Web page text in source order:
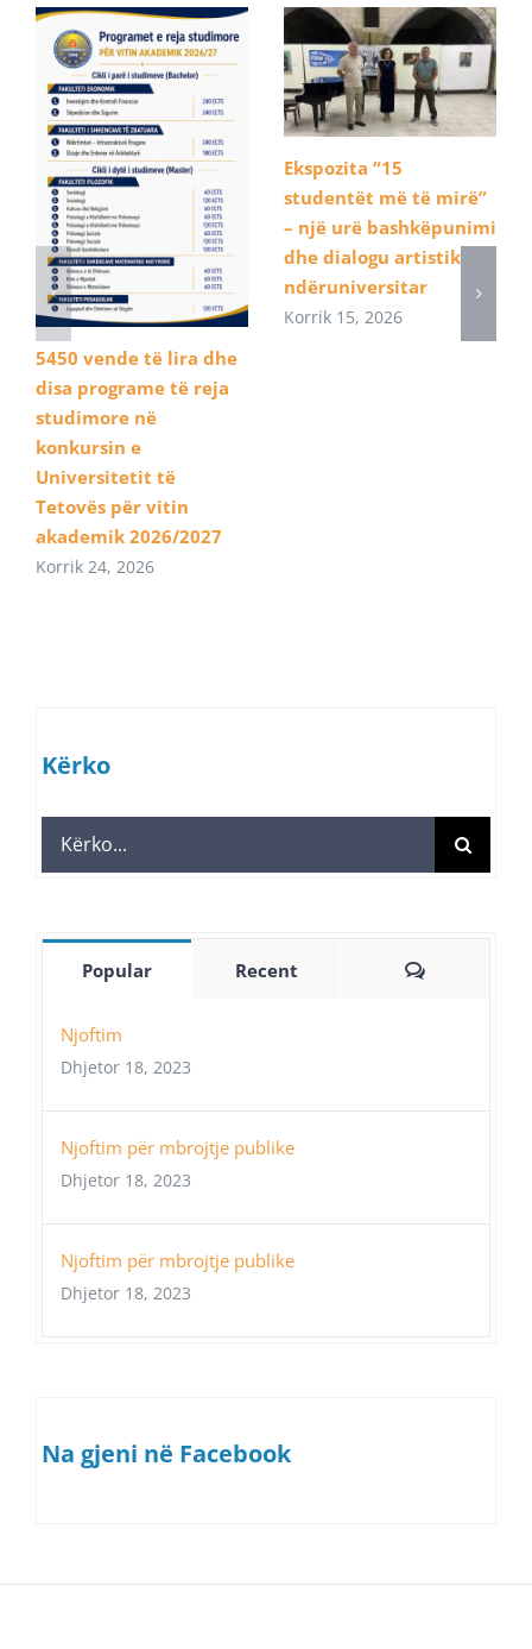
5450 vende të lira dhe
disa programe të reja
studimore në
konkursin e
Universitetit të
Tetovës për vitin
akademik 2026/2027
Korrik 24, 2026
Ekspozita “15
studentët më të mirë”
– një urë bashkëpunimi
dhe dialogu artistik
ndëruniversitar
Korrik 15, 2026
Kërko
Search
for:
Popular Recent Comments
Njoftim
Dhjetor 18, 2023
Njoftim për mbrojtje publike
Dhjetor 18, 2023
Njoftim për mbrojtje publike
Dhjetor 18, 2023
Na gjeni në Facebook